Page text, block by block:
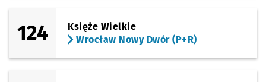
124
Księże Wielkie
Wrocław Nowy Dwór (P+R)